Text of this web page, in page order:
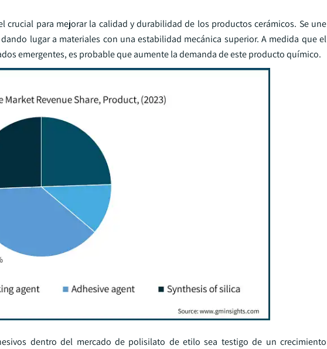
para mejorar la calidad y durabilidad de los productos cerámicos. Se une
lugar a materiales con una estabilidad mecánica superior. A medida que el
emergentes, es probable que aumente la demanda de este producto químico.
dentro del mercado de polisilato de etilo sea testigo de un crecimiento